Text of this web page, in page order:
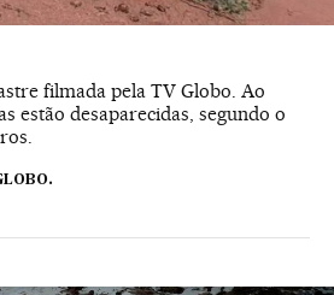
filmada pela TV Globo. Ao
estão desaparecidas, segundo o